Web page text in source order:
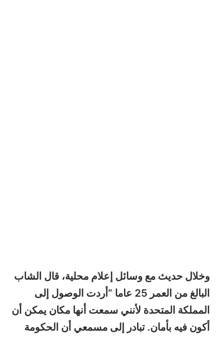
وخلال حديث مع وسائل إعلام محلية، قال الشاب
البالغ من العمر 25 عاما “أردت الوصول إلى
المملكة المتحدة لأنني سمعت أنها مكان يمكن أن
أكون فيه بأمان. تبادر إلى مسمعي أن الحكومة